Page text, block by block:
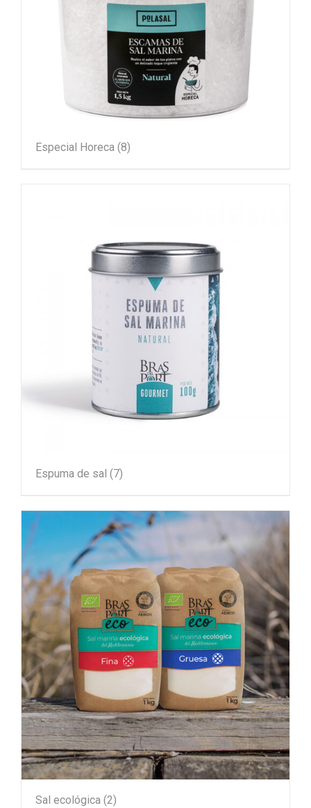
Especial Horeca (8)
Espuma de sal (7)
Sal ecológica (2)